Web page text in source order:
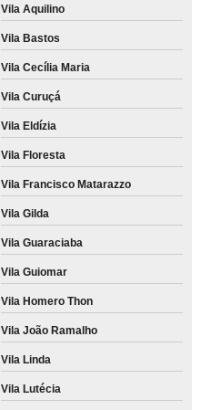
Vila Aquilino
Vila Bastos
Vila Cecília Maria
Vila Curuçá
Vila Eldízia
Vila Floresta
Vila Francisco Matarazzo
Vila Gilda
Vila Guaraciaba
Vila Guiomar
Vila Homero Thon
Vila João Ramalho
Vila Linda
Vila Lutécia